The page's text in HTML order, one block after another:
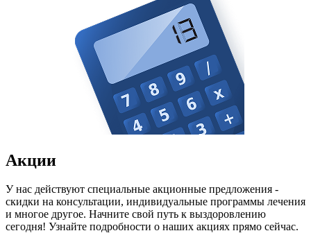
Акции
У нас действуют специальные акционные предложения -
скидки на консультации, индивидуальные программы лечения
и многое другое. Начните свой путь к выздоровлению
сегодня! Узнайте подробности о наших акциях прямо сейчас.